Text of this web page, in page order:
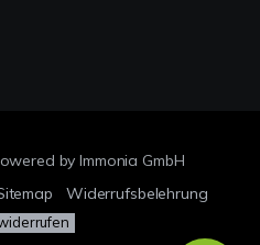
by Immonia GmbH
Widerrufsbelehrung